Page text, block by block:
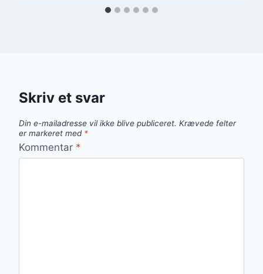
Skriv et svar
Din e-mailadresse vil ikke blive publiceret. Krævede felter
er markeret med *
Kommentar *